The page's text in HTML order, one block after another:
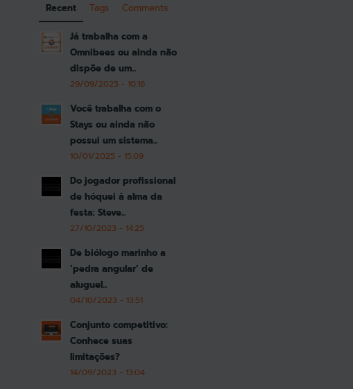
Recent Tags Comments
Já trabalha com a
Omnibees ou ainda não
dispõe de um...
29/09/2025 - 10:16
Você trabalha com o
Stays ou ainda não
possui um sistema...
10/01/2025 - 15:09
Do jogador profissional
de hóquei à alma da
festa: Steve...
27/10/2023 - 14:25
De biólogo marinho a
‘pedra angular’ de
aluguel...
04/10/2023 - 13:51
Conjunto competitivo:
Conhece suas
limitações?
14/09/2023 - 13:04